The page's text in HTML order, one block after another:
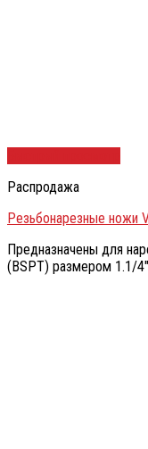
Распродажа
Резьбонарезные ножи
Предназначены для
(BSPT) размером 1.1/